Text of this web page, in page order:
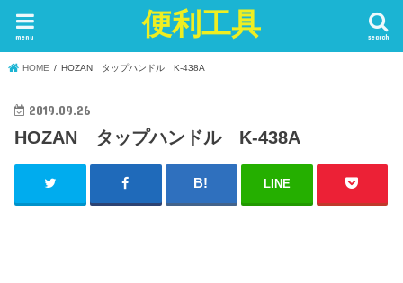
便利工具 search
menu
HOME HOZAN タップハンドル K-438A
2019.09.26
HOZAN タップハンドル K-438A
LINE